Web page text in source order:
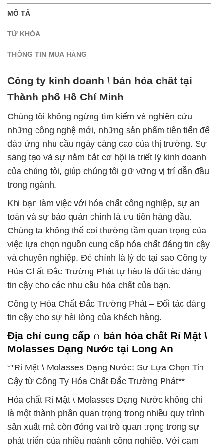
MÔ TẢ
TỪ KHÓA
THÔNG TIN MUA HÀNG
Công ty kinh doanh \ bán hóa chất tại
Thành phố Hồ Chí Minh
Chúng tôi không ngừng tìm kiếm và nghiên cứu
những công nghệ mới, những sản phẩm tiên tiến để
đáp ứng nhu cầu ngày càng cao của thị trường. Sự
sáng tạo và sự nắm bắt cơ hội là triết lý kinh doanh
của chúng tôi, giúp chúng tôi giữ vững vị trí dẫn đầu
trong ngành.
Khi bạn làm việc với hóa chất công nghiệp, sự an
toàn và sự bảo quản chính là ưu tiên hàng đầu.
Chúng ta không thể coi thường tầm quan trọng của
việc lựa chọn nguồn cung cấp hóa chất đáng tin cậy
và chuyên nghiệp. Đó chính là lý do tại sao Công ty
Hóa Chất Đắc Trường Phát tự hào là đối tác đáng
tin cậy cho các nhu cầu hóa chất của bạn.
Công ty Hóa Chất Đắc Trường Phát – Đối tác đáng
tin cậy cho sự hài lòng của khách hàng.
Địa chỉ cung cấp ∩ bán hóa chất Rỉ Mật \
Molasses Dạng Nước tại Long An
**Rỉ Mật \ Molasses Dạng Nước: Sự Lựa Chọn Tin
Cậy từ Công Ty Hóa Chất Đắc Trường Phát**
Hóa chất Rỉ Mật \ Molasses Dạng Nước không chỉ
là một thành phần quan trọng trong nhiều quy trình
sản xuất mà còn đóng vai trò quan trọng trong sự
phát triển của nhiều ngành công nghiệp. Với cam